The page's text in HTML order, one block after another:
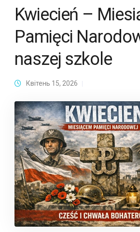
Kwiecień –
Pamięci
naszej szkole
Квітень 15, 2026